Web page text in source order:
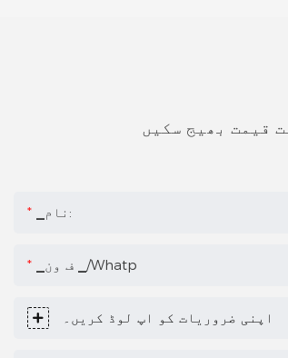
قیمت بھیج سکیں
▁نام:
▁ف ون ▁/whatp
اپنی ضروریات کو اپ لوڈ کریں۔